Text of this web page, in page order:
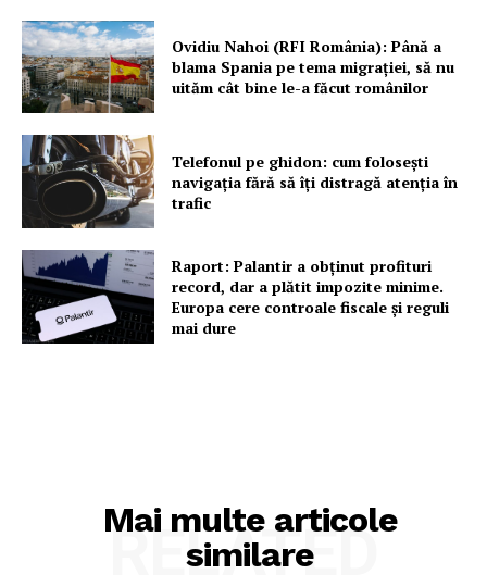
Ovidiu Nahoi (RFI România): Până a
blama Spania pe tema migrației, să nu
uităm cât bine le-a făcut românilor
Telefonul pe ghidon: cum folosești
navigația fără să îți distragă atenția în
trafic
Raport: Palantir a obținut profituri
record, dar a plătit impozite minime.
Europa cere controale fiscale și reguli
mai dure
Mai multe articole
similare
RELATED